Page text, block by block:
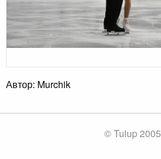
Автор: Murchik
© Tulup 2005